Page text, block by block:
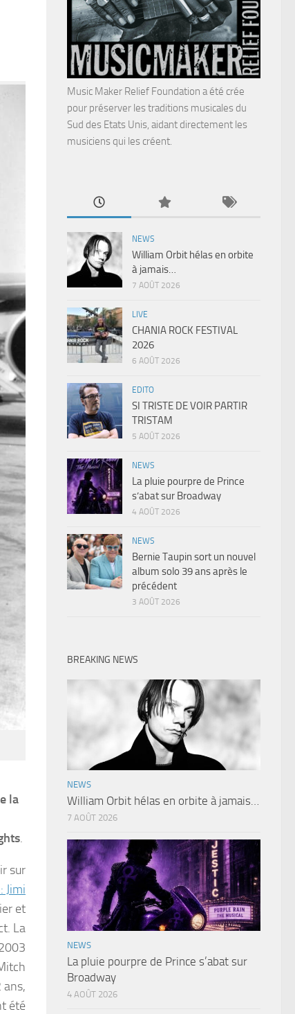
la
.
sur
Jimi
et
La
ans,
été
Music Maker Relief Foundation a été crée
pour préserver les traditions musicales du
Sud des Etats Unis, aidant directement les
musiciens qui les créent.
NEWS
William Orbit hélas en orbite
à jamais…
7 AOÛT 2026
LIVE
CHANIA ROCK FESTIVAL
2026
6 AOÛT 2026
EDITO
SI TRISTE DE VOIR PARTIR
TRISTAM
5 AOÛT 2026
NEWS
La pluie pourpre de Prince
s’abat sur Broadway
4 AOÛT 2026
NEWS
Bernie Taupin sort un nouvel
album solo 39 ans après le
précédent
3 AOÛT 2026
BREAKING NEWS
NEWS
William Orbit hélas en orbite à jamais…
7 AOÛT 2026
NEWS
La pluie pourpre de Prince s’abat sur
Broadway
4 AOÛT 2026